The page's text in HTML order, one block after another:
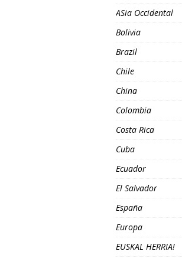
ASia Occidental
Bolivia
Brazil
Chile
China
Colombia
Costa Rica
Cuba
Ecuador
El Salvador
España
Europa
EUSKAL HERRIA!